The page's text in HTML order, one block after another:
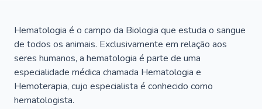
Hematologia é o campo da Biologia que estuda o sangue
de todos os animais. Exclusivamente em relação aos
seres humanos, a hematologia é parte de uma
especialidade médica chamada Hematologia e
Hemoterapia, cujo especialista é conhecido como
hematologista.